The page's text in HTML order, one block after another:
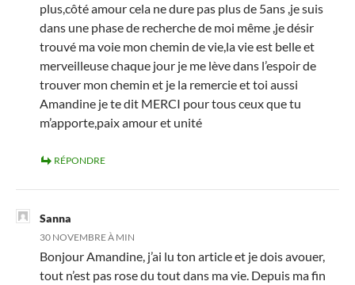
plus,côté amour cela ne dure pas plus de 5ans ,je suis
dans une phase de recherche de moi même ,je désir
trouvé ma voie mon chemin de vie,la vie est belle et
merveilleuse chaque jour je me lève dans l’espoir de
trouver mon chemin et je la remercie et toi aussi
Amandine je te dit MERCI pour tous ceux que tu
m’apporte,paix amour et unité
RÉPONDRE
Sanna
30 NOVEMBRE À MIN
Bonjour Amandine, j’ai lu ton article et je dois avouer,
tout n’est pas rose du tout dans ma vie. Depuis ma fin